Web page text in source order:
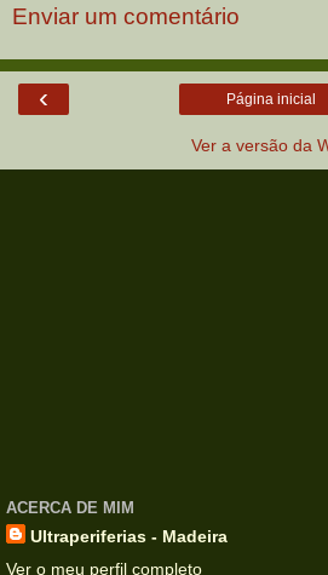
Enviar um comentário
‹ Página inicial
Ver a versão da
ACERCA DE MIM
Ultraperiferias - Madeira
Ver o meu perfil completo